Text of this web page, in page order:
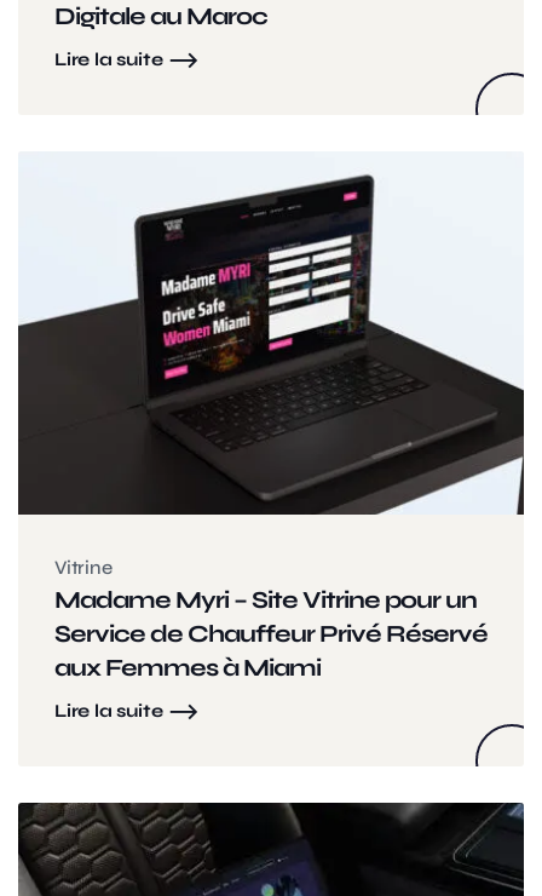
Digitale au Maroc
Lire la suite
Vitrine
Madame Myri – Site Vitrine pour un
Service de Chauffeur Privé Réservé
aux Femmes à Miami
Lire la suite